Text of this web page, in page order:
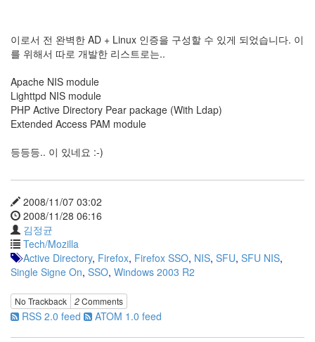
이로서 전 완벽한 AD + Linux 인증을 구성할 수 있게 되었습니다. 이
를 위해서 따로 개발한 리스트로는..
Apache NIS module
Lighttpd NIS module
PHP Active Directory Pear package (With Ldap)
Extended Access PAM module
등등등.. 이 있네요 :-)
2008/11/07 03:02
2008/11/28 06:16
김정균
Tech/Mozilla
Active Directory, Firefox, Firefox SSO, NIS, SFU, SFU NIS,
Single Signe On, SSO, Windows 2003 R2
No Trackback 2Comments
RSS 2.0 feed ATOM 1.0 feed